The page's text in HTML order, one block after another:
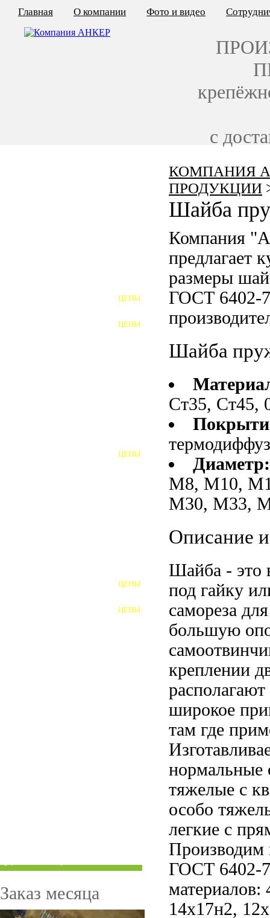
КОМПАНИЯ
ПРОДУКЦИИ
Шайба
Компания
предлагает
размеры
ГОСТ 6402-
Шайба
Ст35, Ст45,
М8, М10,
М30, М33,
Описание
Шайба - это
под гайку
самореза
большую
креплении
широкое
там где
нормальные
тяжелые с
особо
легкие с
Производим
ГОСТ 6402-
14х17н2,
ЦЕНЫ
ЦЕНЫ
ШАЙБЫ ФУНДАМЕНТНЫЕ
ЦЕНЫ
ЦЕНЫ
ЦЕНЫ
Заказ месяца
Главная О компании Фото и видео
с